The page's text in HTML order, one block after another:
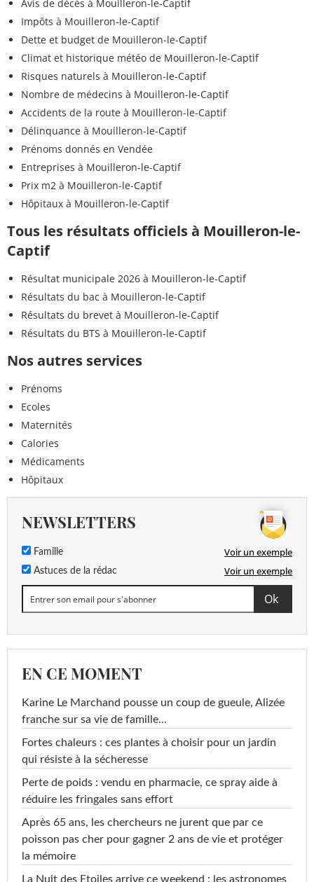
Avis de décès à Mouilleron-le-Captif
Impôts à Mouilleron-le-Captif
Dette et budget de Mouilleron-le-Captif
Climat et historique météo de Mouilleron-le-Captif
Risques naturels à Mouilleron-le-Captif
Nombre de médecins à Mouilleron-le-Captif
Accidents de la route à Mouilleron-le-Captif
Délinquance à Mouilleron-le-Captif
Prénoms donnés en Vendée
Entreprises à Mouilleron-le-Captif
Prix m2 à Mouilleron-le-Captif
Hôpitaux à Mouilleron-le-Captif
Tous les résultats officiels à Mouilleron-le-
Captif
Résultat municipale 2026 à Mouilleron-le-Captif
Résultats du bac à Mouilleron-le-Captif
Résultats du brevet à Mouilleron-le-Captif
Résultats du BTS à Mouilleron-le-Captif
Nos autres services
Prénoms
Ecoles
Maternités
Calories
Médicaments
Hôpitaux
NEWSLETTERS
Famille Voir un exemple
Astuces de la rédac Voir un exemple
EN CE MOMENT
Karine Le Marchand pousse un coup de gueule, Alizée
franche sur sa vie de famille...
Fortes chaleurs : ces plantes à choisir pour un jardin
qui résiste à la sécheresse
Perte de poids : vendu en pharmacie, ce spray aide à
réduire les fringales sans effort
Après 65 ans, les chercheurs ne jurent que par ce
poisson pas cher pour gagner 2 ans de vie et protéger
la mémoire
La Nuit des Etoiles arrive ce weekend : les astronomes